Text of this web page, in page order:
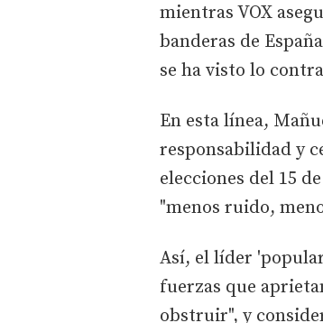
mientras VOX
banderas de
se ha visto lo
En esta línea,
responsabilidad y
elecciones del 15
"menos ruido,
Así, el líder
fuerzas que
obstruir", y